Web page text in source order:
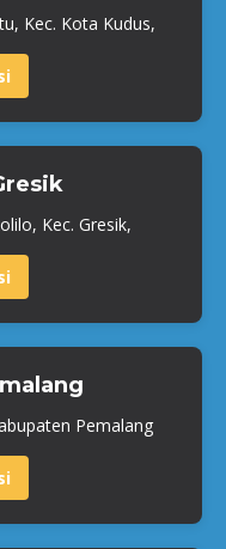
Kec. Kota Kudus,
Kec. Gresik,
Pemalang